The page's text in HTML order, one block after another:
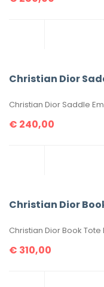
Christian Dior
€ 240,00
Christian Dior
€ 310,00